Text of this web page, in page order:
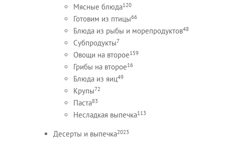
Мясные блюда120
Готовим из птицы66
Блюда из рыбы и морепродуктов48
Субпродукты7
Овощи на второе159
Грибы на второе16
Блюда из яиц49
Крупы72
Паста83
Несладкая выпечка113
Десерты и выпечка2023